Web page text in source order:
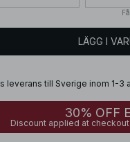
LÄGG I
leverans till Sverige inom 1-3
30% OFF
Discount applied at